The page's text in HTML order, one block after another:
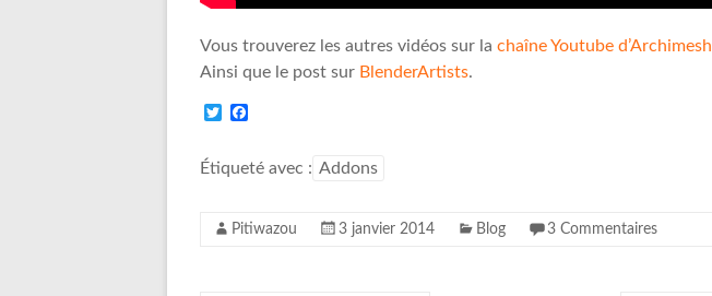
Vous trouverez les autres vidéos sur la chaîne Youtube d’Archimesh
Ainsi que le post sur BlenderArtists.
t
t
e
o
k
Étiqueté avec : Addons
Pitiwazou 3 janvier 2014 Blog 3 Commentaires